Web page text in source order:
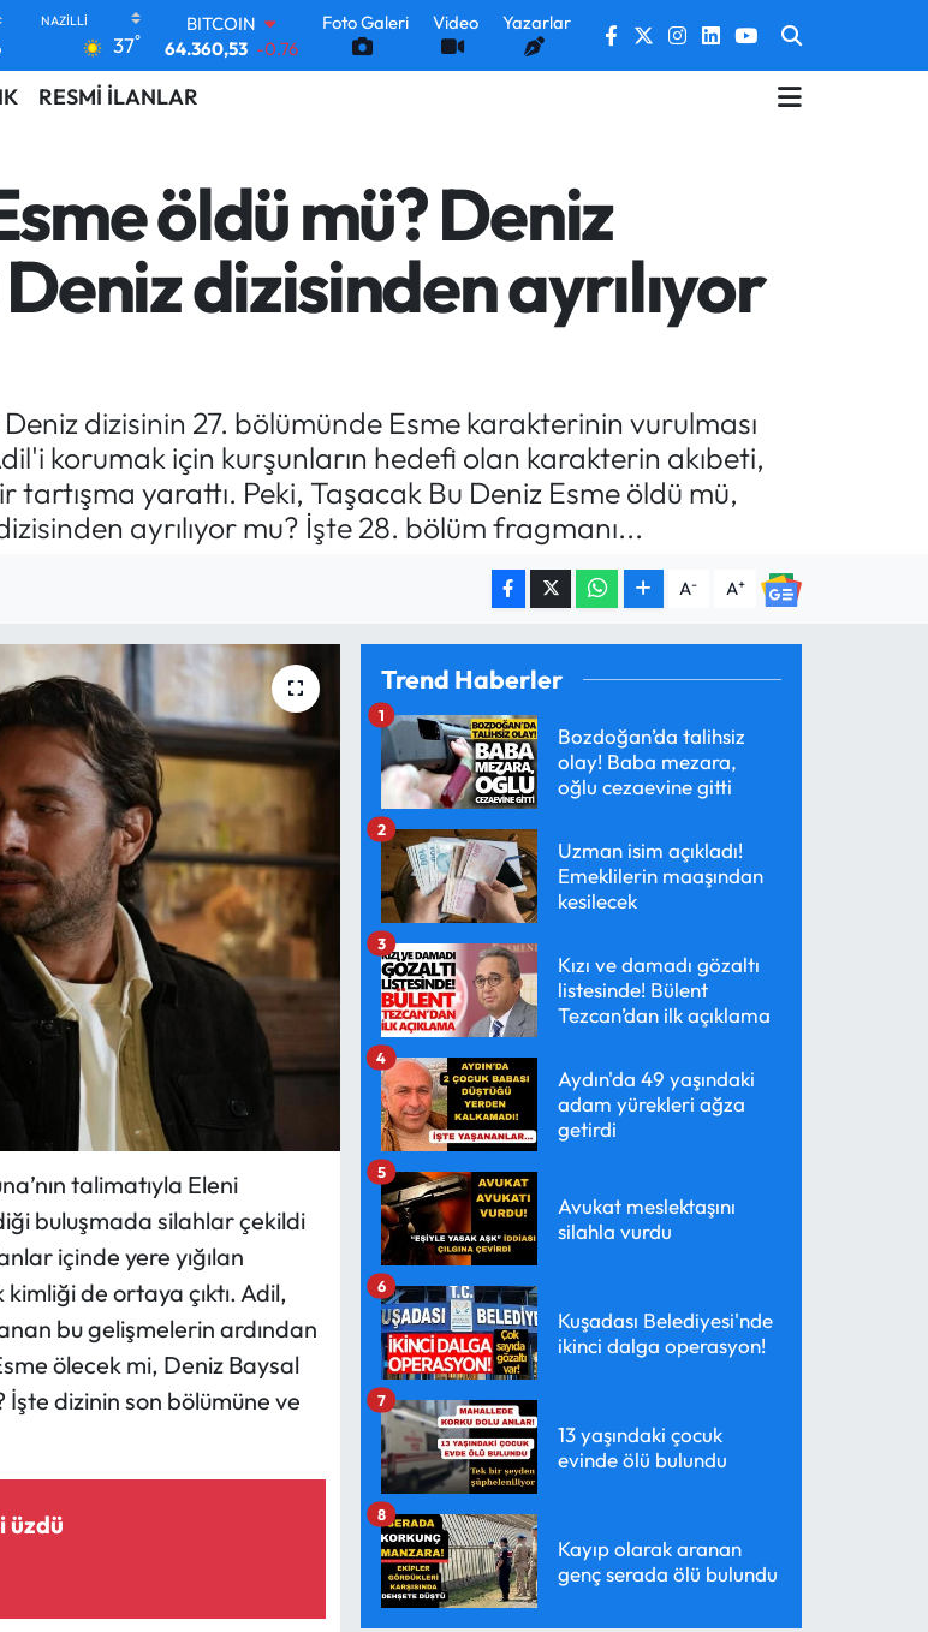
37°
64.360,53
-0.76
DOLAR
47,7069 0.17
GRAM ALTIN
6574.81
BİST100
13.887 64
Foto Galeri Video Yazarlar
RESMİ İLANLAR
öldü mü? Deniz
dizisinden ayrılıyor
dizisinin 27. bölümünde Esme karakterinin vurulması
korumak için kurşunların hedefi olan karakterin akıbeti,
yarattı. Peki, Taşacak Bu Deniz Esme öldü mü,
ayrılıyor mu? İşte 28. bölüm fragmanı...
A- A+
talimatıyla Eleni
buluşmada silahlar çekildi
içinde yere yığılan
de ortaya çıktı. Adil,
bu gelişmelerin ardından
ölecek mi, Deniz Baysal
dizinin son bölümüne ve
üzdü
Trend Haberler
Bozdoğan’da talihsiz
olay! Baba mezara,
oğlu cezaevine gitti
1
Uzman isim açıkladı!
Emeklilerin maaşından
kesilecek
2
Kızı ve damadı gözaltı
listesinde! Bülent
Tezcan’dan ilk açıklama
3
Aydın'da 49 yaşındaki
adam yürekleri ağza
getirdi
4
Avukat meslektaşını
silahla vurdu
5
Kuşadası Belediyesi'nde
ikinci dalga operasyon!
6
13 yaşındaki çocuk
evinde ölü bulundu
7
Kayıp olarak aranan
genç serada ölü bulundu
8